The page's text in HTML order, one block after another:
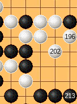
196
202
213